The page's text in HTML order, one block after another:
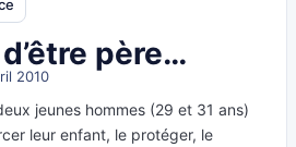
père…
2010
jeunes hommes (29 et 31 ans)
leur enfant, le protéger, le